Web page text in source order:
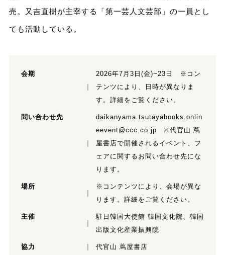
売。又吉直樹が主宰する「第一芸人文芸部」の一員とし
ても活動している。
会期
2026年7月3日(金)~23日 ※コン
テンツにより、日時が異なりま
す。詳細をご覧ください。
問い合わせ先
daikanyama.tsutayabooks.onlin
eevent@ccc.co.jp ※代官山 蔦
屋書店で開催されるイベント、フ
ェアに関するお問い合わせ先にな
ります。
場所
※コンテンツにより、会場が異な
ります。詳細をご覧ください。
主催
駐日韓国大使館 韓国文化院、韓国
出版文化産業振興院
協力 代官山 蔦屋書店